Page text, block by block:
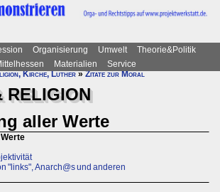
Organisierung Umwelt
Theorie&Politik
Materialien
Service
Kirche, Luther»Zitate zur Moral
RELIGION
aller Werte
"links", Anarch@s und anderen